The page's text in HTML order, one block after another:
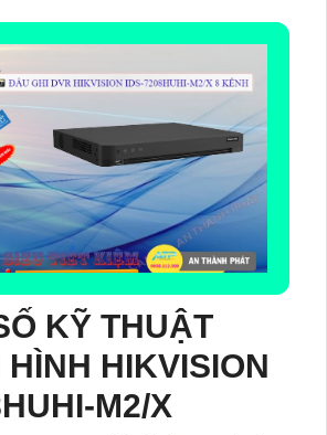
KỸ THUẬT
HIKVISION
M2/X